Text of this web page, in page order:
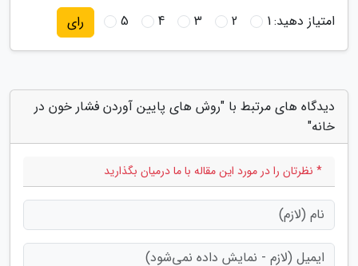
امتیاز دهید:1
2
3
4
5 رای
دیدگاه های مرتبط با "روش های پایین آوردن فشار خون در
خانه"
* نظرتان را در مورد این مقاله با ما درمیان بگذارید